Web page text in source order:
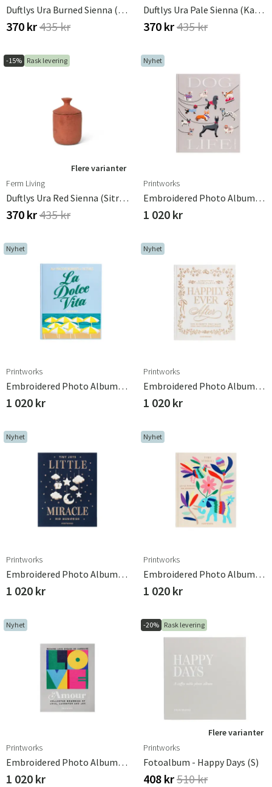
Duftlys Ura Burned Sienna (Fiken)
370 kr435 kr
Duftlys Ura Pale Sienna (Kamille)
370 kr435 kr
-15% Rask levering
Flere varianter
Ferm Living
Duftlys Ura Red Sienna (Sitrongress)
370 kr435 kr
Nyhet
Printworks
Embroidered Photo Album - Dogs
1 020 kr
Nyhet
Printworks
Embroidered Photo Album - Dolce Vita
1 020 kr
Nyhet
Printworks
Embroidered Photo Album - Happily Ever After
1 020 kr
Nyhet
Printworks
Embroidered Photo Album - Little Miracle
1 020 kr
Nyhet
Printworks
Embroidered Photo Album - Tiny Stories
1 020 kr
Nyhet
Printworks
Embroidered Photo Album -Amour
1 020 kr
-20% Rask levering
Flere varianter
Printworks
Fotoalbum - Happy Days (S)
408 kr510 kr